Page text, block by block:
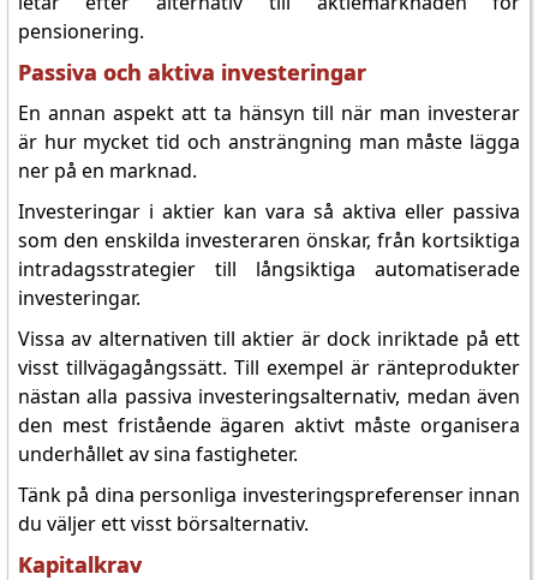
pensionering.
Passiva och aktiva investeringar
En annan aspekt att ta hänsyn till när man investerar
är hur mycket tid och ansträngning man måste lägga
ner på en marknad.
Investeringar i aktier kan vara så aktiva eller passiva
som den enskilda investeraren önskar, från kortsiktiga
intradagsstrategier till långsiktiga automatiserade
investeringar.
Vissa av alternativen till aktier är dock inriktade på ett
visst tillvägagångssätt. Till exempel är ränteprodukter
nästan alla passiva investeringsalternativ, medan även
den mest fristående ägaren aktivt måste organisera
underhållet av sina fastigheter.
Tänk på dina personliga investeringspreferenser innan
du väljer ett visst börsalternativ.
Kapitalkrav